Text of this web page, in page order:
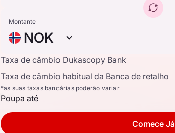
Montante
NOK
Taxa de câmbio Dukascopy Bank
Taxa de câmbio habitual da Banca de retalho
*as suas taxas bancárias poderão variar
Poupa até
Comece Já